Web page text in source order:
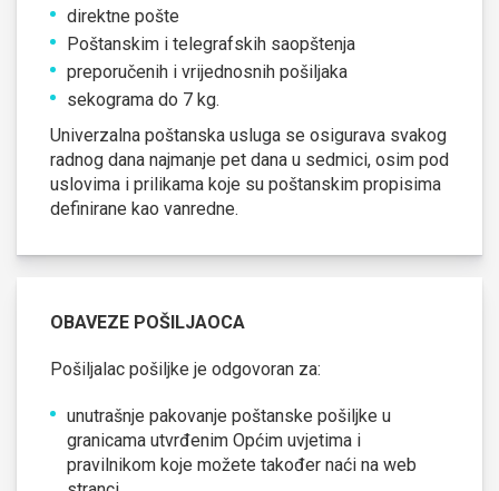
direktne pošte
Poštanskim i telegrafskih saopštenja
preporučenih i vrijednosnih pošiljaka
sekograma do 7 kg.
Univerzalna poštanska usluga se osigurava svakog
radnog dana najmanje pet dana u sedmici, osim pod
uslovima i prilikama koje su poštanskim propisima
definirane kao vanredne.
OBAVEZE POŠILJAOCA
Pošiljalac pošiljke je odgovoran za:
unutrašnje pakovanje poštanske pošiljke u
granicama utvrđenim Općim uvjetima i
pravilnikom koje možete također naći na web